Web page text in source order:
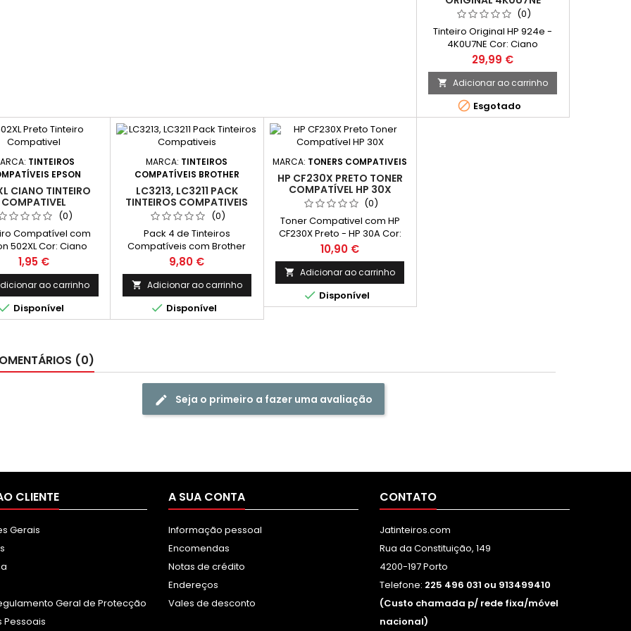
(0)
Tinteiro Original HP 924e -
4K0U7NE Cor: Ciano
Capacidade: 800 Páginas* *
(Em impressão contínua até
5% de cobertura de uma
Folha A4)
Preço
29,99 €
 Adicionar ao carrinho
 Esgotado
TINTEIROS
EPSON
CIANO TINTEIRO
COMPATIVEL
(0)
Compatível com
502XL Cor: Ciano
Médio: 470
*(Média com base
ISO/IEC 24711 e
contínua. O
real varia
com base
factores.)
Preço
1,95 €
ao carrinho
 Disponível
MARCA: TINTEIROS
COMPATÍVEIS BROTHER
LC3213, LC3211 PACK
TINTEIROS COMPATIVEIS
(0)
Pack 4 de Tinteiros
Compatíveis com Brother
LC3213 XL ou LC3211 1 X Cor:
Preto - Rendimento
Médio: 400 Páginas* 1 X Cor:
Ciano - Rendimento
Médio: 400 Páginas* 1 X Cor:
Magenta - Rendimento
Preço
9,80 €
 Adicionar ao carrinho
 Disponível
MARCA: TONERS COMPATIVEIS
HP CF230X PRETO TONER
COMPATÍVEL HP 30X
(0)
Toner Compativel com HP
CF230X Preto - HP 30A Cor:
Preto Rendimento
Médio: 6,000 Páginas*
Preço
10,90 €
 Adicionar ao carrinho
 Disponível
(0)
Seja o primeiro a fazer uma avaliação
CLIENTE
Gerais
Geral de Protecção
Pessoais
A SUA CONTA
Informação pessoal
Encomendas
Notas de crédito
Endereços
Vales de desconto
CONTATO
Jatinteiros.com
Rua da Constituição, 149
4200-197 Porto
Telefone: 225 496 031 ou 913499410
(Custo chamada p/ rede fixa/móvel
nacional)